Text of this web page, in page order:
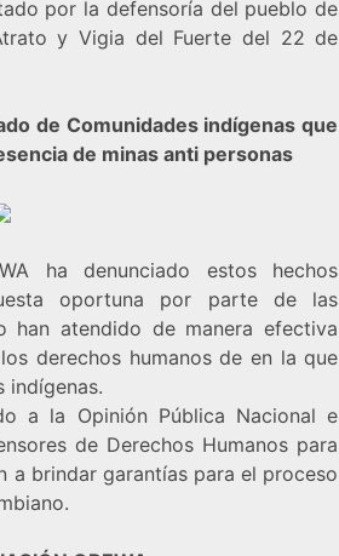
por la defensoría del pueblo de
y Vigia del Fuerte del 22 de
de Comunidades indígenas que
de minas anti personas
ha denunciado estos hechos
oportuna por parte de las
han atendido de manera efectiva
derechos humanos de en la que
indígenas.
a la Opinión Pública Nacional e
de Derechos Humanos para
a brindar garantías para el proceso